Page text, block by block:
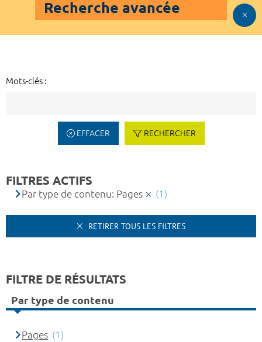
Recherche avancée
Mots-clés :
EFFACER RECHERCHER
FILTRES ACTIFS
Par type de contenu: Pages (1)
RETIRER TOUS LES FILTRES
FILTRE DE RÉSULTATS
Par type de contenu
Pages (1)